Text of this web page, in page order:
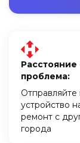
Расстояние
проблема:
устройство
ремонт с
города